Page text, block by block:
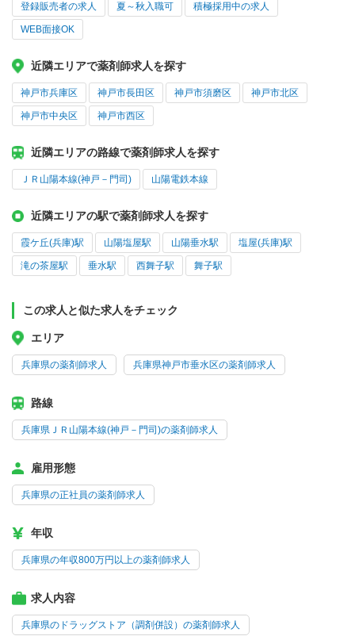
登録販売者の求人 夏～秋入職可 積極採用中の求人
WEB面接OK
近隣エリアで薬剤師求人を探す
神戸市兵庫区 神戸市長田区 神戸市須磨区 神戸市北区
神戸市中央区 神戸市西区
近隣エリアの路線で薬剤師求人を探す
ＪＲ山陽本線(神戸－門司) 山陽電鉄本線
近隣エリアの駅で薬剤師求人を探す
霞ケ丘(兵庫)駅 山陽塩屋駅 山陽垂水駅 塩屋(兵庫)駅
滝の茶屋駅 垂水駅 西舞子駅 舞子駅
この求人と似た求人をチェック
エリア
兵庫県の薬剤師求人 兵庫県神戸市垂水区の薬剤師求人
路線
兵庫県ＪＲ山陽本線(神戸－門司)の薬剤師求人
雇用形態
兵庫県の正社員の薬剤師求人
年収
兵庫県の年収800万円以上の薬剤師求人
求人内容
兵庫県のドラッグストア（調剤併設）の薬剤師求人